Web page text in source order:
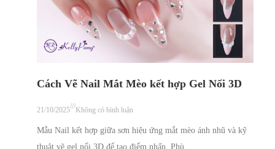
Cách Vẽ Nail Mắt Mèo kết hợp Gel Nổi 3D
21/10/2025/// Không có bình luận
Mẫu Nail kết hợp giữa sơn hiệu ứng mắt mèo ánh nhũ và kỹ
thuật vẽ gel nổi 3D để tạo điểm nhấn. Phù…